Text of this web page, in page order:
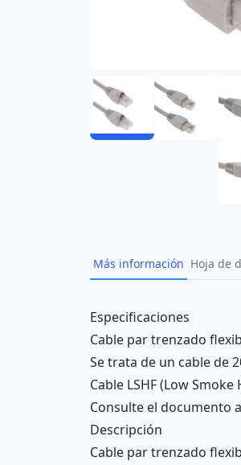
Más información Hoja de
Description
Especificaciones
Cable par trenzado
Se trata de un cable de
Cable LSHF (Low
Consulte el documento
Descripción
Cable par trenzado